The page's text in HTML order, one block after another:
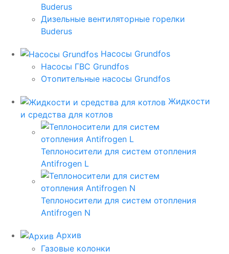
Buderus
Дизельные вентиляторные горелки
Buderus
Насосы Grundfos
Насосы ГВС Grundfos
Отопительные насосы Grundfos
Жидкости
и средства для котлов
Теплоносители для систем отопления
Antifrogen L
Теплоносители для систем отопления
Antifrogen N
Архив
Газовые колонки